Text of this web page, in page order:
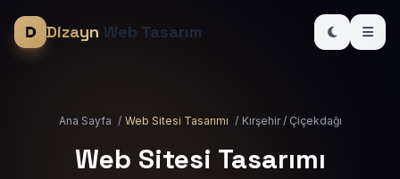
Dizayn Web Tasarım
Ana Sayfa / Web Sitesi Tasarımı / Kırşehir / Çiçekdağı
Web Sitesi Tasarımı